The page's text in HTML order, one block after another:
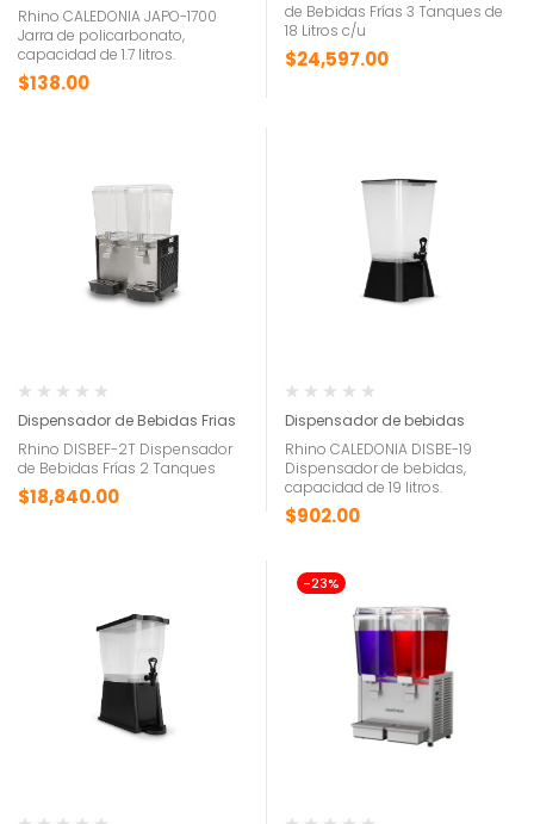
Rhino CALEDONIA JAPO-1700
Jarra de policarbonato,
capacidad de 1.7 litros.
$138.00
de Bebidas Frías 3 Tanques de
18 Litros c/u
$24,597.00
Dispensador de Bebidas Frias
Rhino DISBEF-2T Dispensador
de Bebidas Frías 2 Tanques
$18,840.00
Dispensador de bebidas
Rhino CALEDONIA DISBE-19
Dispensador de bebidas,
capacidad de 19 litros.
$902.00
-23%